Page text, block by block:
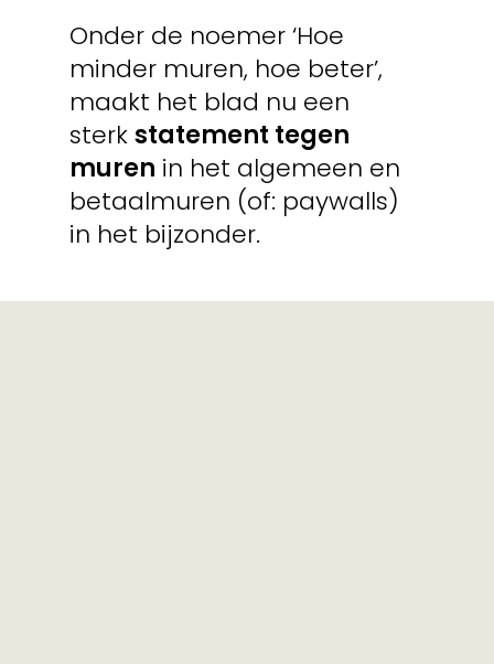
Onder de noemer ‘Hoe
minder muren, hoe beter’,
maakt het blad nu een
sterkstatement tegen
muren in het algemeen en
betaalmuren (of: paywalls)
in het bijzonder.